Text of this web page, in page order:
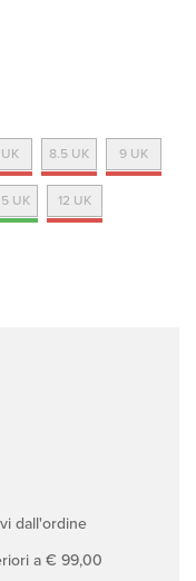
8.5 UK 9 UK
UK 12 UK
dall'ordine
a € 99,00